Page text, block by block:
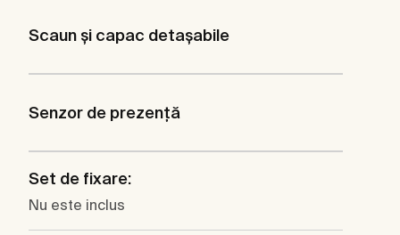
Scaun şi capac detaşabile
Senzor de prezență
Set de fixare:
Nu este inclus